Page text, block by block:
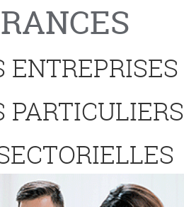
ENTREPRISES
PARTICULIERS